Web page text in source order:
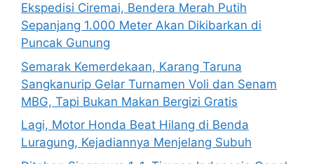
Ekspedisi Ciremai, Bendera Merah Putih
Sepanjang 1.000 Meter Akan Dikibarkan di
Puncak Gunung
Semarak Kemerdekaan, Karang Taruna
Sangkanurip Gelar Turnamen Voli dan Senam
MBG, Tapi Bukan Makan Bergizi Gratis
Lagi, Motor Honda Beat Hilang di Benda
Luragung, Kejadiannya Menjelang Subuh